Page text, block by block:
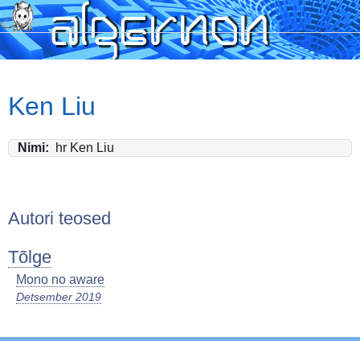
Skip
to
main
content
Ken Liu
Nimi hr Ken Liu
Autori teosed
Tõlge
Mono no aware
Detsember 2019